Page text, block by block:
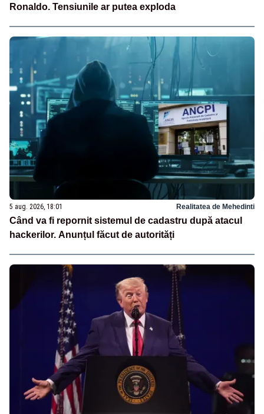
Ronaldo. Tensiunile ar putea exploda
5 aug. 2026, 18:01 Realitatea de Mehedinti
Când va fi repornit sistemul de cadastru după atacul
hackerilor. Anunțul făcut de autorități